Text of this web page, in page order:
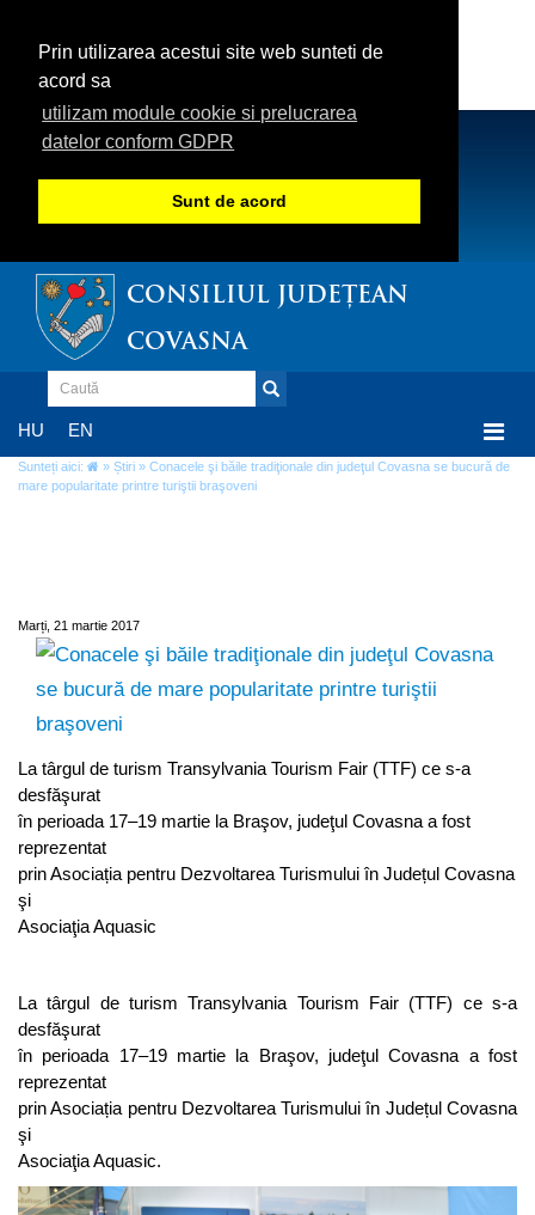
Prin utilizarea acestui site web sunteti de
acord sa
utilizam module cookie si prelucrarea
datelor conform GDPR
Sunt de acord
CONSILIUL JUDEȚEAN
COVASNA
HU EN
Sunteți aici: » Știri » Conacele şi băile tradiţionale din judeţul Covasna se bucură de
mare popularitate printre turiştii braşoveni
Marți, 21 martie 2017
La târgul de turism Transylvania Tourism Fair (TTF) ce s-a
desfăşurat
în perioada 17–19 martie la Braşov, judeţul Covasna a fost
reprezentat
prin Asociația pentru Dezvoltarea Turismului în Județul Covasna
şi
Asociaţia Aquasic
La târgul de turism Transylvania Tourism Fair (TTF) ce s-a
desfăşurat
în perioada 17–19 martie la Braşov, judeţul Covasna a fost
reprezentat
prin Asociația pentru Dezvoltarea Turismului în Județul Covasna
şi
Asociaţia Aquasic.